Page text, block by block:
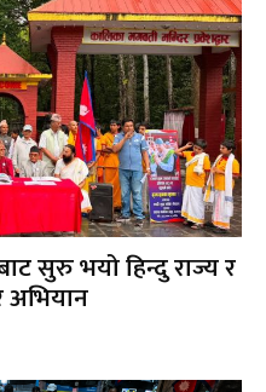
सुरु भयो हिन्दु राज्य र
अभियान